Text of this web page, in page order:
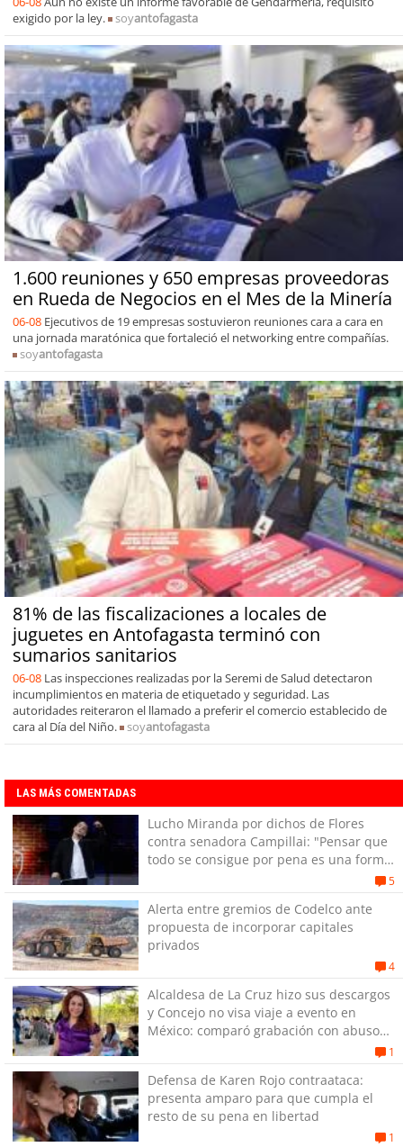
exigido por la ley.
soyantofagasta
1.600 reuniones y 650 empresas proveedoras
en Rueda de Negocios en el Mes de la Minería
06-08 Ejecutivos de 19 empresas sostuvieron reuniones cara a cara en
una jornada maratónica que fortaleció el networking entre compañías.
soyantofagasta
81% de las fiscalizaciones a locales de
juguetes en Antofagasta terminó con
sumarios sanitarios
06-08 Las inspecciones realizadas por la Seremi de Salud detectaron
incumplimientos en materia de etiquetado y seguridad. Las
autoridades reiteraron el llamado a preferir el comercio establecido de
cara al Día del Niño.
soyantofagasta
LAS MÁS COMENTADAS
Lucho Miranda por dichos de Flores
contra senadora Campillai: "Pensar que
todo se consigue por pena es una forma
5
Alerta entre gremios de Codelco ante
propuesta de incorporar capitales
privados
4
Alcaldesa de La Cruz hizo sus descargos
y Concejo no visa viaje a evento en
México: comparó grabación con abuso
1
Defensa de Karen Rojo contraataca:
presenta amparo para que cumpla el
resto de su pena en libertad
1